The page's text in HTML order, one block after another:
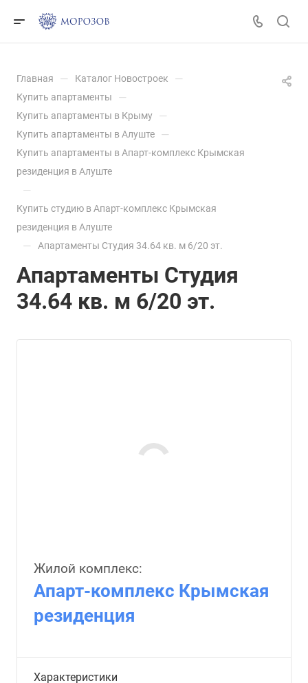
Главная — Каталог Новостроек —
Купить апартаменты —
Купить апартаменты в Крыму —
Купить апартаменты в Алуште —
Купить апартаменты в Апарт-комплекс Крымская
резиденция в Алуште
—
Купить студию в Апарт-комплекс Крымская
резиденция в Алуште
— Апартаменты Студия 34.64 кв. м 6/20 эт.
Апартаменты Студия
34.64 кв. м 6/20 эт.
Жилой комплекс:
Апарт-комплекс Крымская
резиденция
Характеристики